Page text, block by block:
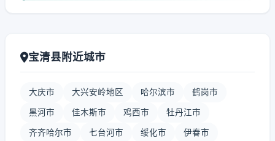
宝清县附近城市
大庆市 大兴安岭地区 哈尔滨市 鹤岗市
黑河市 佳木斯市 鸡西市 牡丹江市
齐齐哈尔市 七台河市 绥化市 伊春市